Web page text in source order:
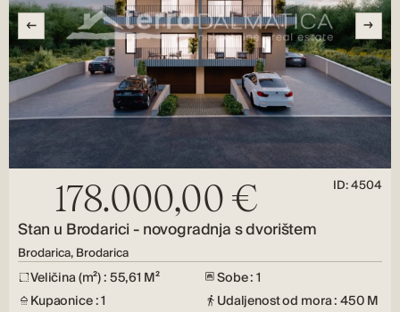
178.000,00 € ID: 4504
Stan u Brodarici - novogradnja s dvorištem
Brodarica, Brodarica
Veličina (m²) : 55,61 M²
Sobe : 1
Kupaonice : 1
Udaljenost od mora : 450 M